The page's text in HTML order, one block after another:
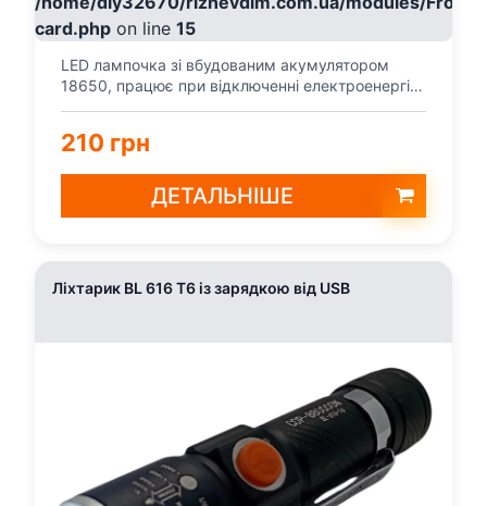
card.php on line 15
LED лампочка зі вбудованим акумулятором
18650, працює при відключенні електроенергії
210 грн
ДЕТАЛЬНІШЕ
Ліхтарик BL 616 T6 із зарядкою від USB